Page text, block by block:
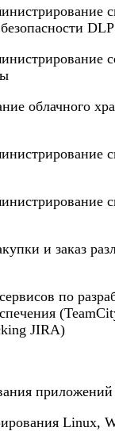
облачного
и заказ
по
JIRA)
Linux,